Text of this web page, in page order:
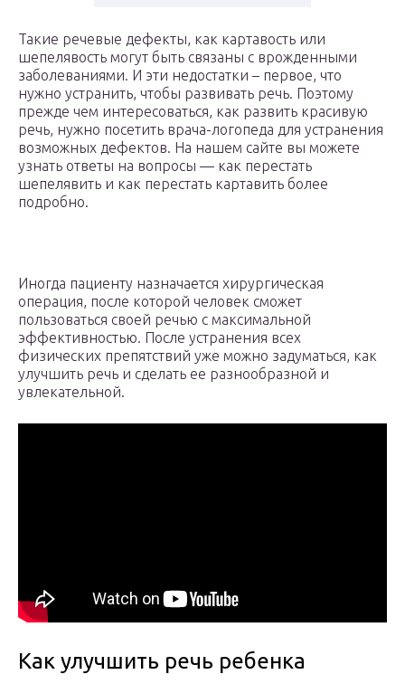
Такие речевые дефекты, как картавость или
шепелявость могут быть связаны с врожденными
заболеваниями. И эти недостатки – первое, что
нужно устранить, чтобы развивать речь. Поэтому
прежде чем интересоваться, как развить красивую
речь, нужно посетить врача-логопеда для устранения
возможных дефектов. На нашем сайте вы можете
узнать ответы на вопросы — как перестать
шепелявить и как перестать картавить более
подробно.
Иногда пациенту назначается хирургическая
операция, после которой человек сможет
пользоваться своей речью с максимальной
эффективностью. После устранения всех
физических препятствий уже можно задуматься, как
улучшить речь и сделать ее разнообразной и
увлекательной.
Как улучшить речь ребенка